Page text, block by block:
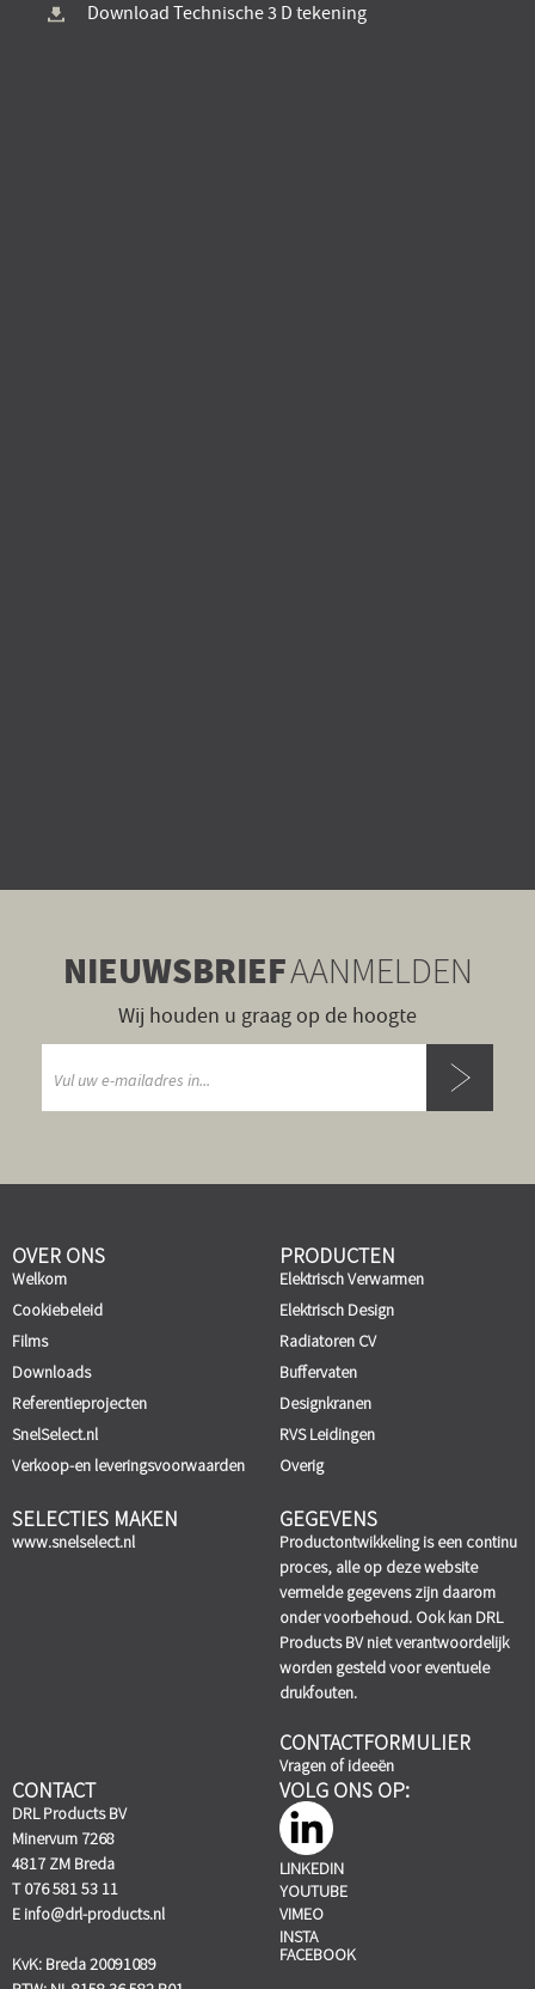
Download Technische 3 D tekening
NIEUWSBRIEFAANMELDEN
Wij houden u graag op de hoogte
OVER ONS
Welkom
Cookiebeleid
Films
Downloads
Referentieprojecten
SnelSelect.nl
Verkoop-en leveringsvoorwaarden
PRODUCTEN
Elektrisch Verwarmen
Elektrisch Design
Radiatoren CV
Buffervaten
Designkranen
RVS Leidingen
Overig
SELECTIES MAKEN
www.snelselect.nl
GEGEVENS
Productontwikkeling is een continu
proces, alle op deze website
vermelde gegevens zijn daarom
onder voorbehoud. Ook kan DRL
Products BV niet verantwoordelijk
worden gesteld voor eventuele
drukfouten.
CONTACTFORMULIER
Vragen of ideeën
CONTACT
DRL Products BV
Minervum 7268
4817 ZM Breda
T 076 581 53 11
E info@drl-products.nl
KvK: Breda 20091089
VOLG ONS OP:
LINKEDIN
YOUTUBE
VIMEO
INSTA
FACEBOOK